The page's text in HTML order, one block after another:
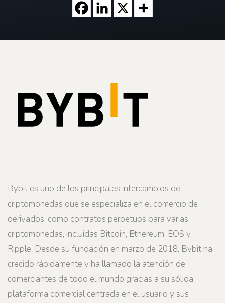
Bybit es uno de los principales intercambios de
criptomonedas que se especializa en el comercio de
derivados, como contratos perpetuos para varias
criptomonedas, incluidas Bitcoin, Ethereum, EOS y
Ripple. Desde su fundación en marzo de 2018, Bybit ha
crecido rápidamente y ha llamado la atención de
comerciantes de todo el mundo gracias a su sólida
plataforma comercial centrada en el usuario y sus